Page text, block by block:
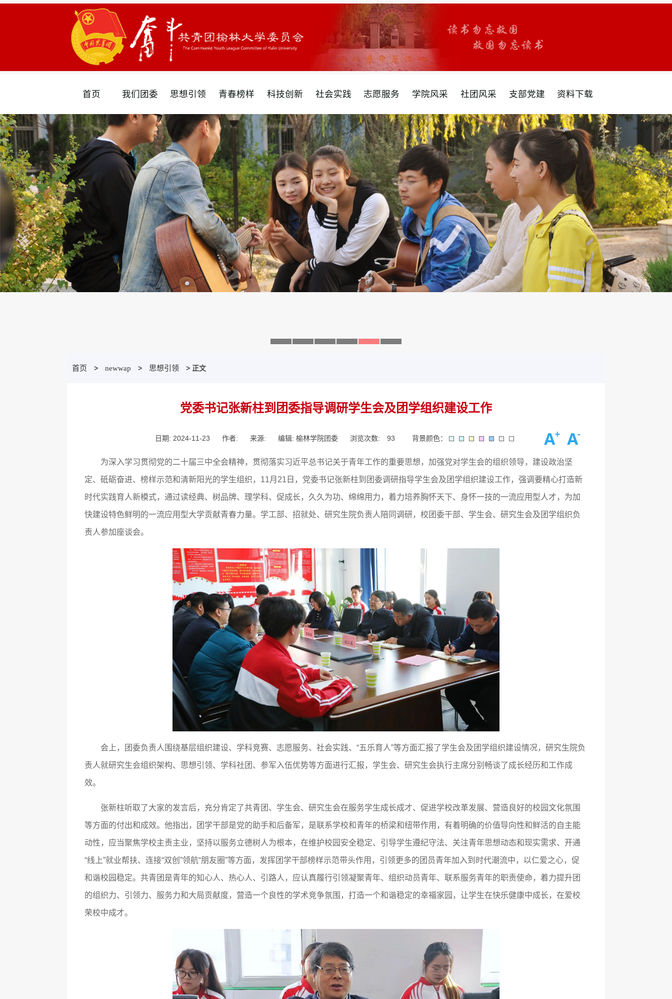
首页 我们团委 思想引领 青春榜样 科技创新 社会实践 志愿服务 学院风采 社团风采 支部党建 资料下载
2
首页 > newwap > 思想引领 > 正文
党委书记张新柱到团委指导调研学生会及团学组织建设工作
日期: 2024-11-23 作者: 来源: 编辑: 榆林学院团委 浏览次数: 93 背景颜色：
为深入学习贯彻党的二十届三中全会精神，贯彻落实习近平总书记关于青年工作的重要思想，加强党对学生会的组织领导，建设政治坚
定、砥砺奋进、榜样示范和清新阳光的学生组织，11月21日，党委书记张新柱到团委调研指导学生会及团学组织建设工作，强调要精心打造新
时代实践育人新模式，通过读经典、树品牌、理学科、促成长，久久为功、绵绵用力，着力培养胸怀天下、身怀一技的一流应用型人才，为加
快建设特色鲜明的一流应用型大学贡献青春力量。学工部、招就处、研究生院负责人陪同调研，校团委干部、学生会、研究生会及团学组织负
责人参加座谈会。
会上，团委负责人围绕基层组织建设、学科竞赛、志愿服务、社会实践、“五乐育人”等方面汇报了学生会及团学组织建设情况，研究生院负
责人就研究生会组织架构、思想引领、学科社团、参军入伍优势等方面进行汇报，学生会、研究生会执行主席分别畅谈了成长经历和工作成
效。
张新柱听取了大家的发言后，充分肯定了共青团、学生会、研究生会在服务学生成长成才、促进学校改革发展、营造良好的校园文化氛围
等方面的付出和成效。他指出，团学干部是党的助手和后备军，是联系学校和青年的桥梁和纽带作用，有着明确的价值导向性和鲜活的自主能
动性，应当聚焦学校主责主业，坚持以服务立德树人为根本，在维护校园安全稳定、引导学生遵纪守法、关注青年思想动态和现实需求、开通
“线上”就业帮扶、连接“双创”领航“朋友圈”等方面，发挥团学干部榜样示范带头作用，引领更多的团员青年加入到时代潮流中，以仁爱之心，促
和谐校园稳定。共青团是青年的知心人、热心人、引路人，应认真履行引领凝聚青年、组织动员青年、联系服务青年的职责使命，着力提升团
的组织力、引领力、服务力和大局贡献度，营造一个良性的学术竞争氛围，打造一个和谐稳定的幸福家园，让学生在快乐健康中成长，在爱校
荣校中成才。